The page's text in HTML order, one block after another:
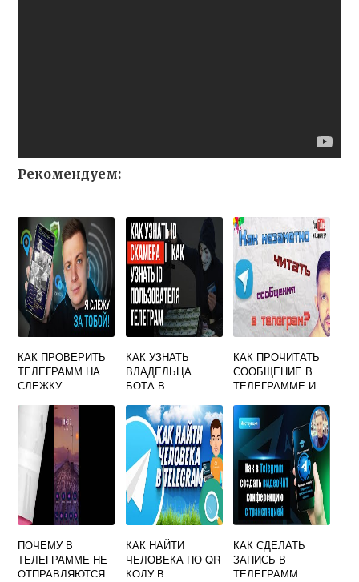
Рекомендуем:
КАК ПРОВЕРИТЬ
ТЕЛЕГРАММ НА
СЛЕЖКУ
КАК УЗНАТЬ
ВЛАДЕЛЬЦА
БОТА В
КАК ПРОЧИТАТЬ
СООБЩЕНИЕ В
ТЕЛЕГРАММЕ И
НЕПРОЧИТАННЫ
М
ПОЧЕМУ В
ТЕЛЕГРАММЕ НЕ
ОТПРАВЛЯЮТСЯ
КАК НАЙТИ
ЧЕЛОВЕКА ПО QR
КОДУ В
КАК СДЕЛАТЬ
ЗАПИСЬ В
ТЕЛЕГРАММ